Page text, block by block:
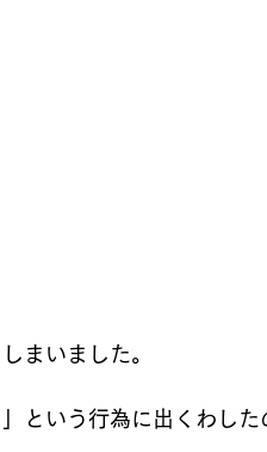
まいました。
という行為に出くわした